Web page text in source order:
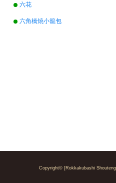
六花
六角橋焼小籠包
Copyright© [Rokkakubashi